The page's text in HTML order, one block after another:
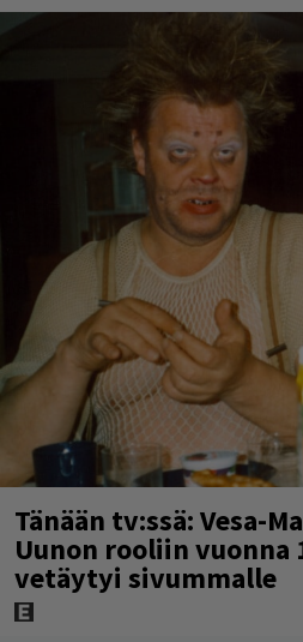
Tänään tv:ssä: Vesa-
Uunon rooliin vuonna
vetäytyi sivummalle